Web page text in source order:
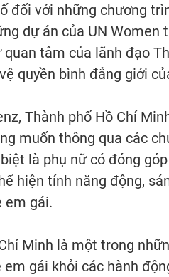
đối với những chương
dự án của UN
tâm của lãnh đạo
quyền bình đẳng giới
Thành phố Hồ Chí
muốn thông qua các
là phụ nữ có đóng
hiện tính năng động,
em gái.
Minh là một trong
gái khỏi các hành